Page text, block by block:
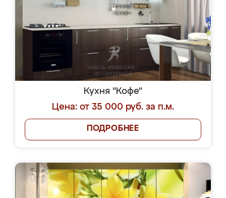
Кухня "Кофе"
Цена: от 35 000 руб. за п.м.
ПОДРОБНЕЕ